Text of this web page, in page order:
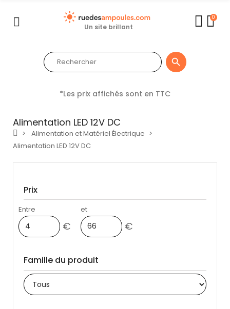
Un site brillant
0

*Les prix affichés sont en TTC
Alimentation LED 12V DC
Alimentation et Matériel Électrique
Alimentation LED 12V DC
Prix
Entre
€
et
€
Famille du produit